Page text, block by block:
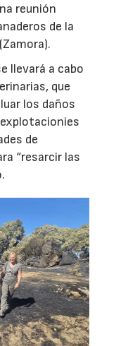
reunión
de la
llevará a cabo
que
los daños
de
“resarcir las